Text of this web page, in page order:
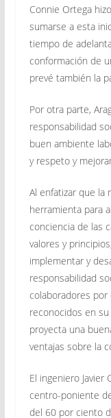
Connie Ortega
sumarse a esta
tiempo de
conformación de
prevé también la
Por otra parte,
responsabilidad
buen ambiente
y respeto y
Al enfatizar que la
herramienta para
conciencia de las
valores y
implementar y
responsabilidad
colaboradores
reconocidos en
proyecta una
ventajas sobre la
El ingeniero
centro-poniente
del 60 por ciento